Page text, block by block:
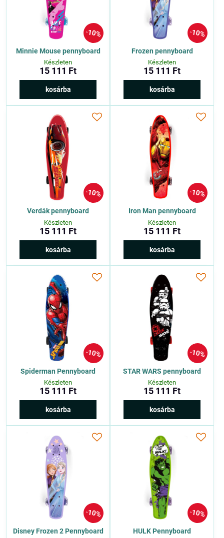
10%
Minnie Mouse pennyboard
Készleten
15 111 Ft
kosárba
10%
Frozen pennyboard
Készleten
15 111 Ft
kosárba
10%
Verdák pennyboard
Készleten
15 111 Ft
kosárba
10%
Iron Man pennyboard
Készleten
15 111 Ft
kosárba
10%
Spiderman Pennyboard
Készleten
15 111 Ft
kosárba
10%
STAR WARS pennyboard
Készleten
15 111 Ft
kosárba
10%
Disney Frozen 2 Pennyboard
10%
HULK Pennyboard